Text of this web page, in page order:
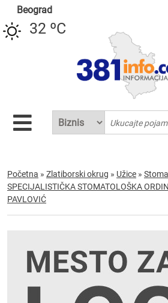
Beograd
32 ºC
Početna » Zlatiborski okrug » Užice »
SPECIJALISTIČKA STOMATOLOŠKA
PAVLOVIĆ